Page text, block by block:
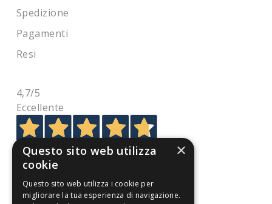
Spedizione
Pagamenti
Resi
4,7/5
Eccellente
3.821
Recensioni
×
Questo sito web utilizza
cookie
Questo sito web utilizza i cookie per
migliorare la tua esperienza di navigazione.